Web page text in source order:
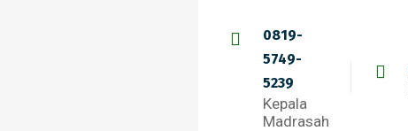
0819-
5749-
5239
Kepala
Madrasah